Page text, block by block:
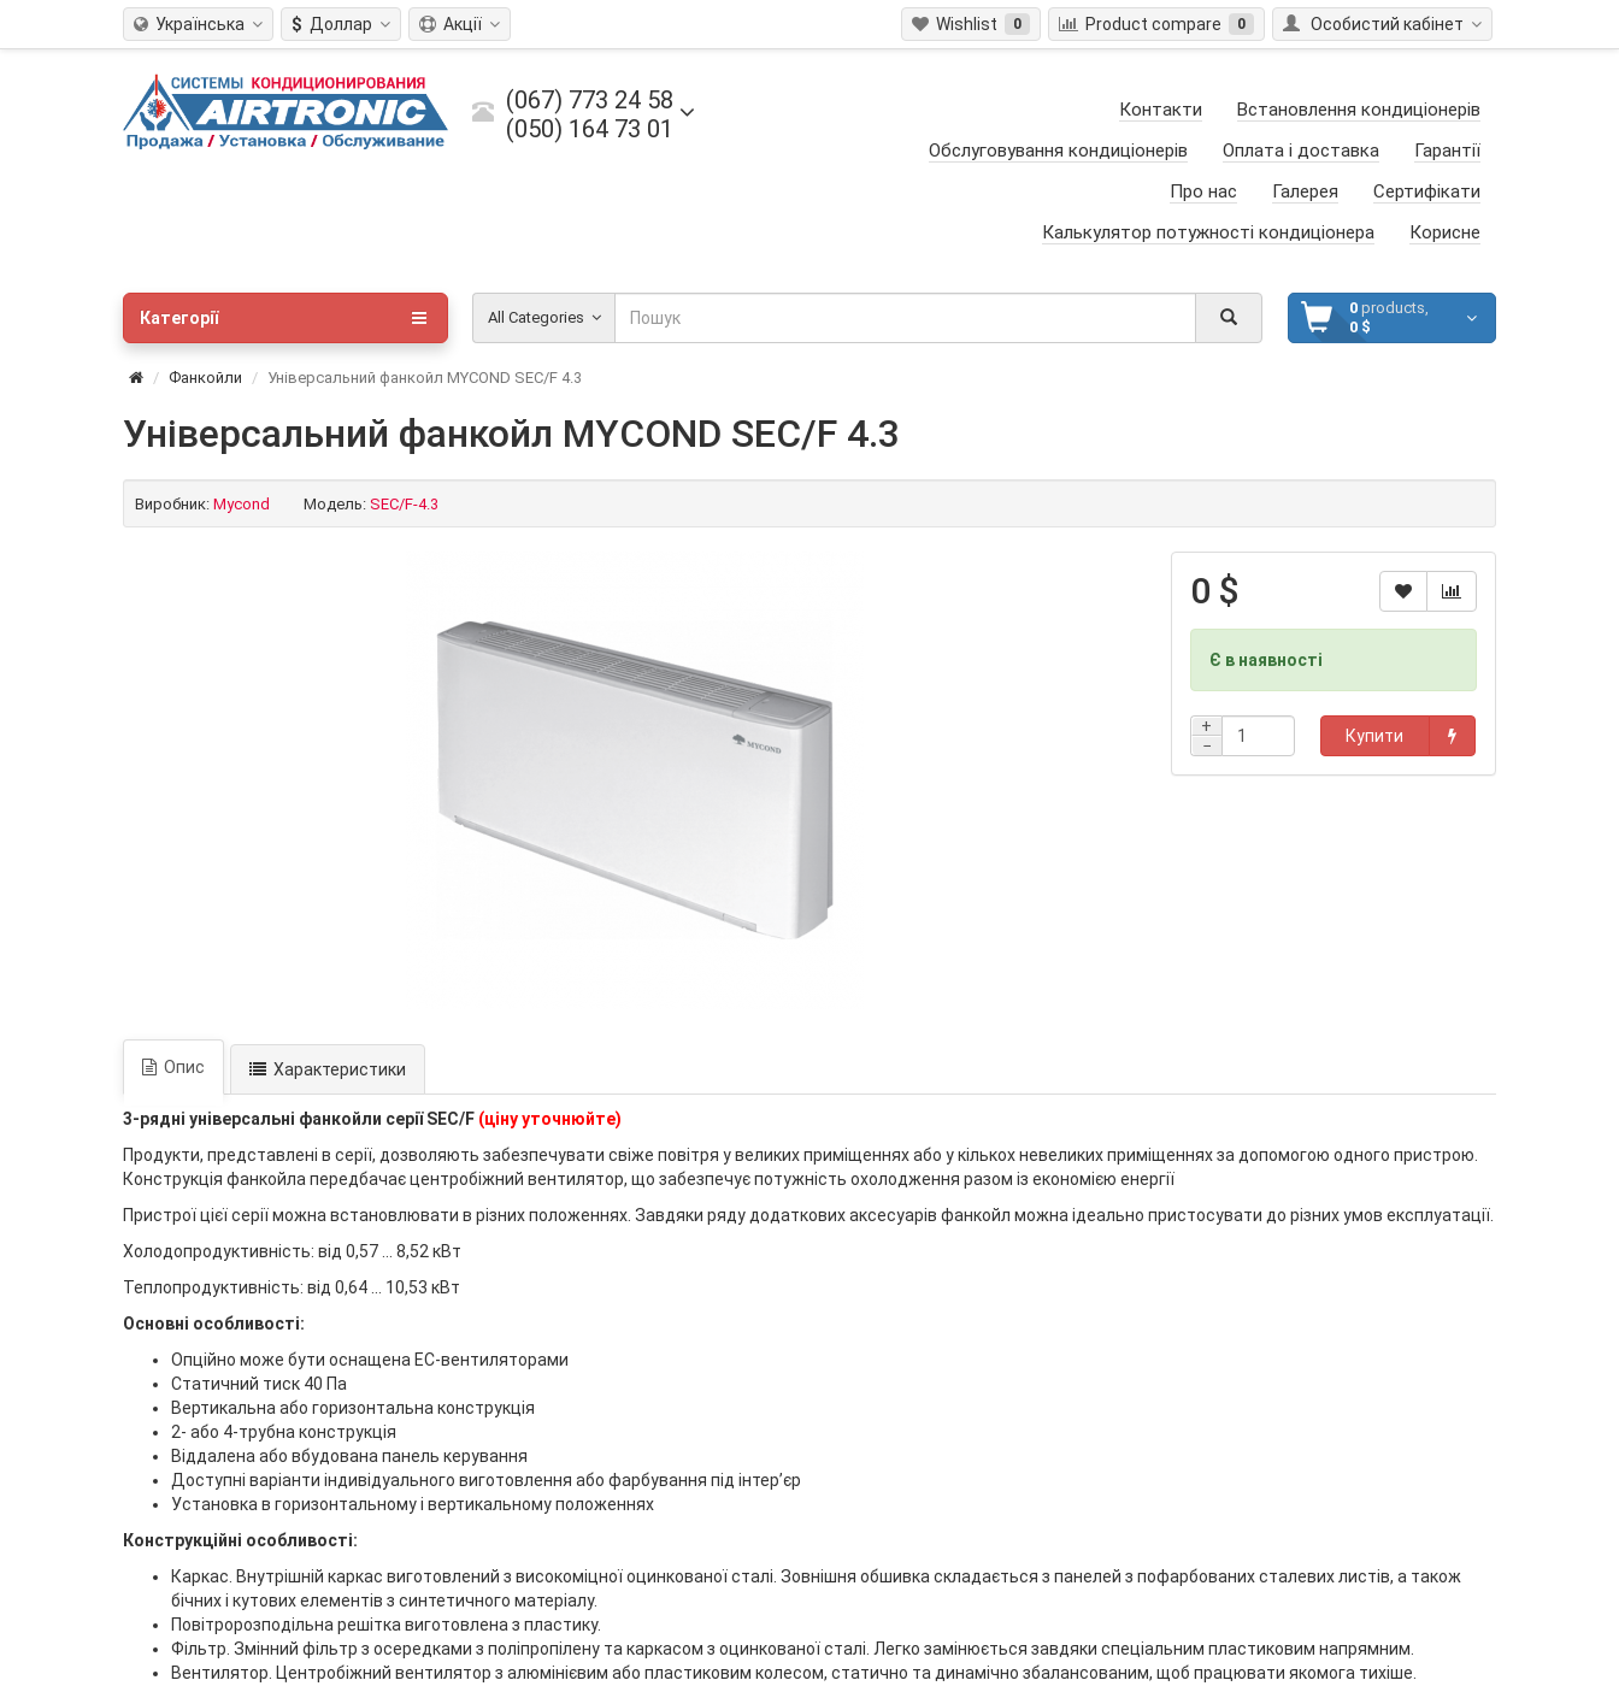
Українська $ Доллар Особистий кабінет
Акції Wishlist 0 Product compare 0
(067) 773 24 58
(050) 164 73 01
Контакти
Встановлення кондиціонерів
Обслуговування кондиціонерів
Оплата і доставка
Гарантії
Про нас
Галерея
Сертифікати
Калькулятор потужності кондиціонера
Корисне
All Categories
0products,
0 $
Категорії
Фанкойли Універсальний фанкойл MYCOND SEC/F 4.3
Універсальний фанкойл MYCOND SEC/F 4.3
Виробник: Mycond Модель: SEC/F-4.3
0 $
Є в наявності
+
−
Купити
Опис Характеристики
3-рядні універсальні фанкойли серії ЅEС/F (ціну уточнюйте)
Продукти, представлені в серії, дозволяють забезпечувати свіже повітря у великих приміщеннях або у кількох невеликих приміщеннях за допомогою одного пристрою.
Конструкція фанкойла передбачає центробіжний вентилятор, що забезпечує потужність охолодження разом із економією енергії
Пристрої цієї серії можна встановлювати в різних положеннях. Завдяки ряду додаткових аксесуарів фанкойл можна ідеально пристосувати до різних умов експлуатації.
Холодопродуктивність: від 0,57 ... 8,52 кВт
Теплопродуктивність: від 0,64 ... 10,53 кВт
Основні особливості:
Опційно може бути оснащена EC-вентиляторами
Статичний тиск 40 Па
Вертикальна або горизонтальна конструкція
2- або 4-трубна конструкція
Віддалена або вбудована панель керування
Доступні варіанти індивідуального виготовлення або фарбування під інтер’єр
Установка в горизонтальному і вертикальному положеннях
Конструкційні особливості:
Каркас. Внутрішній каркас виготовлений з високоміцної оцинкованої сталі. Зовнішня обшивка складається з панелей з пофарбованих сталевих листів, а також
бічних і кутових елементів з синтетичного матеріалу.
Повітророзподільна решітка виготовлена з пластику.
Фільтр. Змінний фільтр з осередками з поліпропілену та каркасом з оцинкованої сталі. Легко замінюється завдяки спеціальним пластиковим напрямним.
Вентилятор. Центробіжний вентилятор з алюмінієвим або пластиковим колесом, статично та динамічно збалансованим, щоб працювати якомога тихіше.